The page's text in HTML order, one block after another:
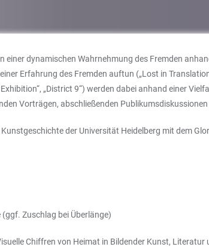
einer dynamischen Wahrnehmung des Fremden
Erfahrung des Fremden auftun („Lost in
Exhibition“, „District 9“) werden dabei anhand einer
Vorträgen, abschließenden
der Universität Heidelberg mit dem
(ggf. Zuschlag bei Überlänge)
Chiffren von Heimat in Bildender Kunst, Literatur